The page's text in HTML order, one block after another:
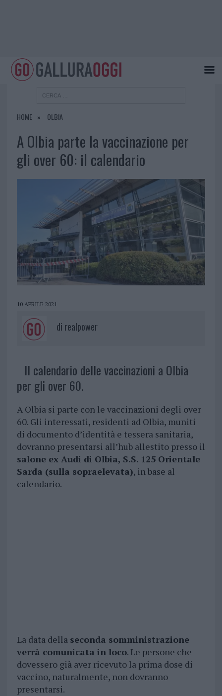
HOME OLBIA
A Olbia parte la vaccinazione per
gli over 60: il calendario
10 APRILE 2021
di realpower
Il calendario delle vaccinazioni a Olbia
per gli over 60.
A Olbia si parte con le vaccinazioni degli over
60. Gli interessati, residenti ad Olbia, muniti
di documento d’identità e tessera sanitaria,
dovranno presentarsi all’hub allestito presso il
salone ex Audi di Olbia, S.S. 125 Orientale
Sarda (sulla sopraelevata), in base al
calendario.
La data della seconda somministrazione
verrà comunicata in loco. Le persone che
dovessero già aver ricevuto la prima dose di
vaccino, naturalmente, non dovranno
presentarsi.